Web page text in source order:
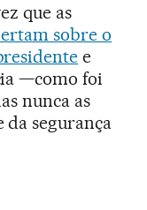
que as
sobre o
e
—como foi
nunca as
segurança